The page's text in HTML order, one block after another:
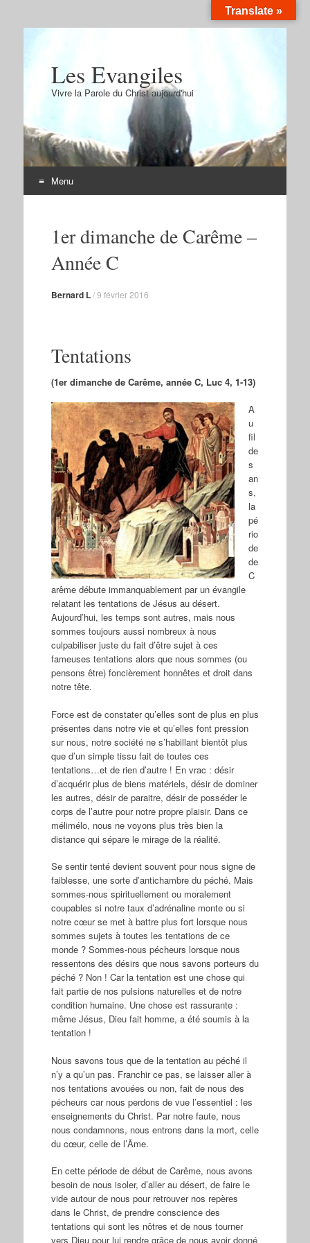
Les Evangiles
Vivre la Parole du Christ aujourd'hui
Menu
contenu1er dimanche de Carême –
Année C
Bernard L/9 février 2016
Tentations
(1er dimanche de Carême, année C, Luc 4, 1-13)
A
u
fil
de
s
an
s,
la
pé
rio
de
de
C
arême débute immanquablement par un évangile
relatant les tentations de Jésus au désert.
Aujourd’hui, les temps sont autres, mais nous
sommes toujours aussi nombreux à nous
culpabiliser juste du fait d’être sujet à ces
fameuses tentations alors que nous sommes (ou
pensons être) foncièrement honnêtes et droit dans
notre tête.
Force est de constater qu’elles sont de plus en plus
présentes dans notre vie et qu’elles font pression
sur nous, notre société ne s’habillant bientôt plus
que d’un simple tissu fait de toutes ces
tentations…et de rien d’autre ! En vrac : désir
d’acquérir plus de biens matériels, désir de dominer
les autres, désir de paraitre, désir de posséder le
corps de l’autre pour notre propre plaisir. Dans ce
mélimélo, nous ne voyons plus très bien la
distance qui sépare le mirage de la réalité.
Se sentir tenté devient souvent pour nous signe de
faiblesse, une sorte d’antichambre du péché. Mais
sommes-nous spirituellement ou moralement
coupables si notre taux d’adrénaline monte ou si
notre cœur se met à battre plus fort lorsque nous
sommes sujets à toutes les tentations de ce
monde ? Sommes-nous pécheurs lorsque nous
ressentons des désirs que nous savons porteurs du
péché ? Non ! Car la tentation est une chose qui
fait partie de nos pulsions naturelles et de notre
condition humaine. Une chose est rassurante :
même Jésus, Dieu fait homme, a été soumis à la
tentation !
Nous savons tous que de la tentation au péché il
n’y a qu’un pas. Franchir ce pas, se laisser aller à
nos tentations avouées ou non, fait de nous des
pécheurs car nous perdons de vue l’essentiel : les
enseignements du Christ. Par notre faute, nous
nous condamnons, nous entrons dans la mort, celle
du cœur, celle de l’Âme.
En cette période de début de Carême, nous avons
besoin de nous isoler, d’aller au désert, de faire le
vide autour de nous pour retrouver nos repères
dans le Christ, de prendre conscience des
tentations qui sont les nôtres et de nous tourner
vers Dieu pour lui rendre grâce de nous avoir donné
Translate »